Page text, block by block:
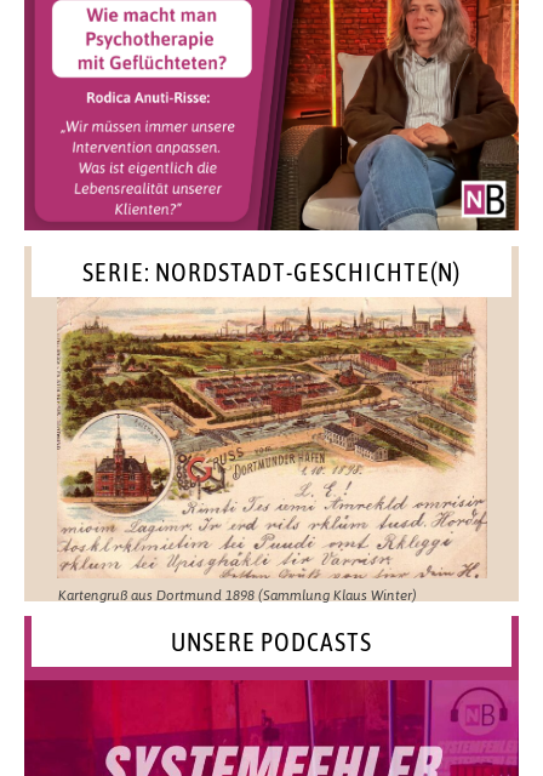
SERIE: NORDSTADT-GESCHICHTE(N)
Kartengruß aus Dortmund 1898 (Sammlung Klaus Winter)
UNSERE PODCASTS